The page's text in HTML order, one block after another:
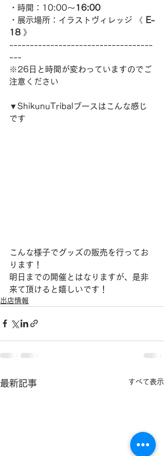
・時間：10:00～16:00
・展示場所：イラストヴィレッジ 《 E-
18 》
-----------------------------------
---
※26日と時間が変わっていますのでご
注意ください
▼ShikunuTribalブースはこんな感じ
です
こんな様子でグッズの販売を行ってお
ります！
明日までの開催とはなりますが、是非
来て頂けると嬉しいです！
出店情報
最新記事 すべて表示